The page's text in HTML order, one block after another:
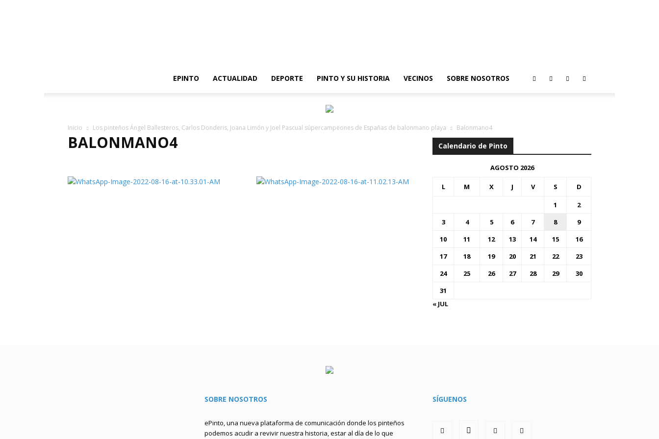
EPINTO
ACTUALIDAD DEPORTE PINTO Y SU HISTORIA VECINOS SOBRE NOSOTROS
Inicio Los pinteños Ángel Ballesteros, Carlos Donderis, Joana Limón y Joel Pascual súpercampeones de Españas de balonmano playa Balonmano4
BALONMANO4 Calendario de Pinto
AGOSTO 2026
L M X J V S D
1
2
3
4 5 6 7 8
9
10
11 12 13 14 15
16
17
18 19 20 21 22
23
24
25 26 27 28 29
30
31
« JUL
SOBRE NOSOTROS
ePinto, una nueva plataforma de comunicación donde los pinteños
podemos acudir a revivir nuestra historia, estar al día de lo que
SÍGUENOS